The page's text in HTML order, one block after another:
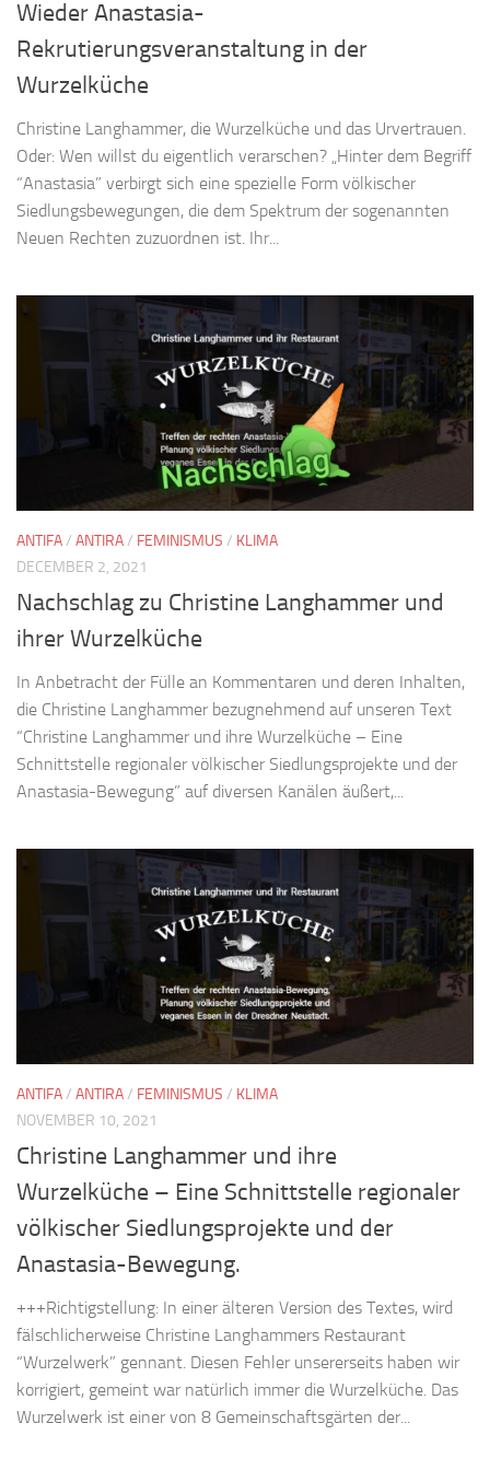
Wieder Anastasia-
Rekrutierungsveranstaltung in der
Wurzelküche
Christine Langhammer, die Wurzelküche und das Urvertrauen.
Oder: Wen willst du eigentlich verarschen? „Hinter dem Begriff
“Anastasia” verbirgt sich eine spezielle Form völkischer
Siedlungsbewegungen, die dem Spektrum der sogenannten
Neuen Rechten zuzuordnen ist. Ihr...
ANTIFA/ ANTIRA/ FEMINISMUS / KLIMA
DECEMBER 2, 2021
Nachschlag zu Christine Langhammer und
ihrer Wurzelküche
In Anbetracht der Fülle an Kommentaren und deren Inhalten,
die Christine Langhammer bezugnehmend auf unseren Text
“Christine Langhammer und ihre Wurzelküche – Eine
Schnittstelle regionaler völkischer Siedlungsprojekte und der
Anastasia-Bewegung” auf diversen Kanälen äußert,...
ANTIFA/ ANTIRA/ FEMINISMUS / KLIMA
NOVEMBER 10, 2021
Christine Langhammer und ihre
Wurzelküche – Eine Schnittstelle regionaler
völkischer Siedlungsprojekte und der
Anastasia-Bewegung.
+++Richtigstellung: In einer älteren Version des Textes, wird
fälschlicherweise Christine Langhammers Restaurant
“Wurzelwerk” gennant. Diesen Fehler unsererseits haben wir
korrigiert, gemeint war natürlich immer die Wurzelküche. Das
Wurzelwerk ist einer von 8 Gemeinschaftsgärten der...